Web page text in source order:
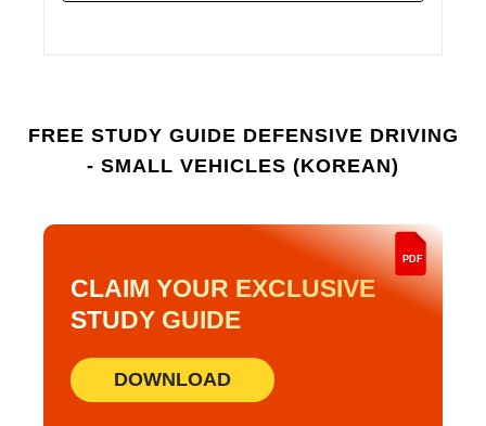
FREE STUDY GUIDE DEFENSIVE DRIVING
- SMALL VEHICLES (KOREAN)
PDF
CLAIM YOUR EXCLUSIVE
STUDY GUIDE
DOWNLOAD